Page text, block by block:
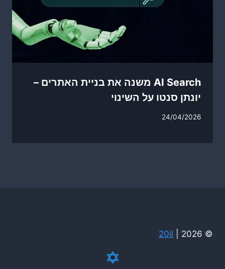
AI Search משנה את בניית האתרים –
יונתן סנטו על השינוי
24/04/2026
© 2026 |
20il